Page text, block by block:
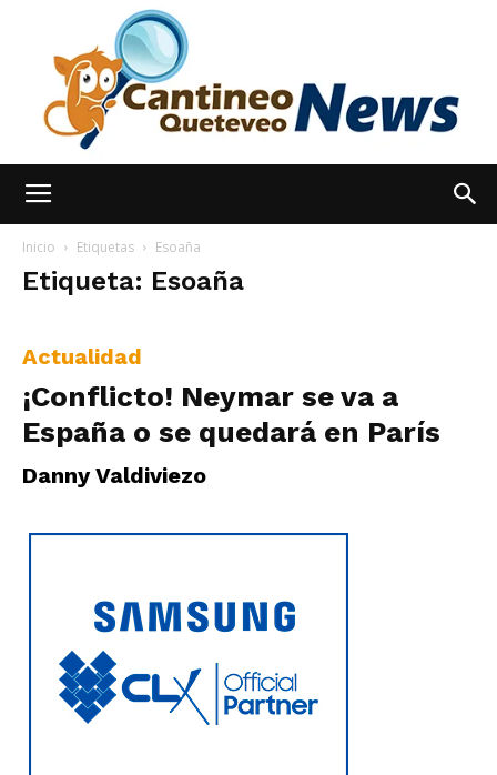
Ultima
Hora
Inicio Etiquetas Esoaña
Etiqueta: Esoaña
Actualidad
¡Conflicto! Neymar se va a
España o se quedará en París
Danny Valdiviezo